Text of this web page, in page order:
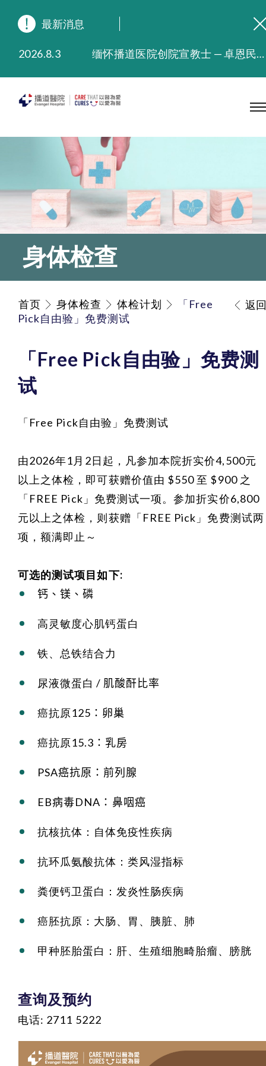
最新消息
2026.8.3
缅怀播道医院创院宣教士 — 卓恩民医生香港追思会
2025.9.23
本院在暴雨或台风警告信号 (包括黑色暴雨及8号或以上热带气旋警告信号) 下，仍会维持有限度服务。如有查询，可致电2711 5222。
2025.7.21
播道医院手机App已推出查阅病歷记录及求诊资料功能，请即下载
身体检查
首页 身体检查 体检计划
「Free
Pick自由验」免费测试
返回
「Free Pick自由验」免费测
试
「Free Pick自由验」免费测试
由2026年1月2日起，凡参加本院折实价4,500元
以上之体检，即可获赠价值由 $550 至 $900 之
「FREE Pick」免费测试一项。参加折实价6,800
元以上之体检，则获赠「FREE Pick」免费测试两
项，额满即止～
可选的测试项目如下:
钙、镁、磷
高灵敏度心肌钙蛋白
铁、总铁结合力
尿液微蛋白 / 肌酸酐比率
癌抗原125 ：卵巢
癌抗原15.3 ：乳房
PSA癌抗原：前列腺
EB病毒DNA：鼻咽癌
抗核抗体：自体免疫性疾病
抗环瓜氨酸抗体：类风湿指标
粪便钙卫蛋白：发炎性肠疾病
癌胚抗原：大肠、胃、胰脏、肺
甲种胚胎蛋白：肝、生殖细胞畸胎瘤、膀胱
查询及预约
电话: 2711 5222